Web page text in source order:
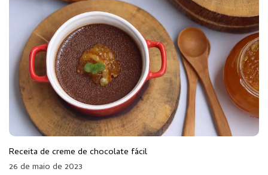
Receita de creme de chocolate fácil
26 de maio de 2023